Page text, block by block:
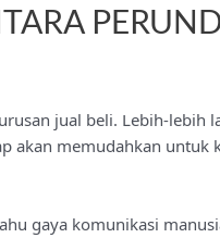
jual beli. Lebih-lebih
akan memudahkan untuk
gaya komunikasi